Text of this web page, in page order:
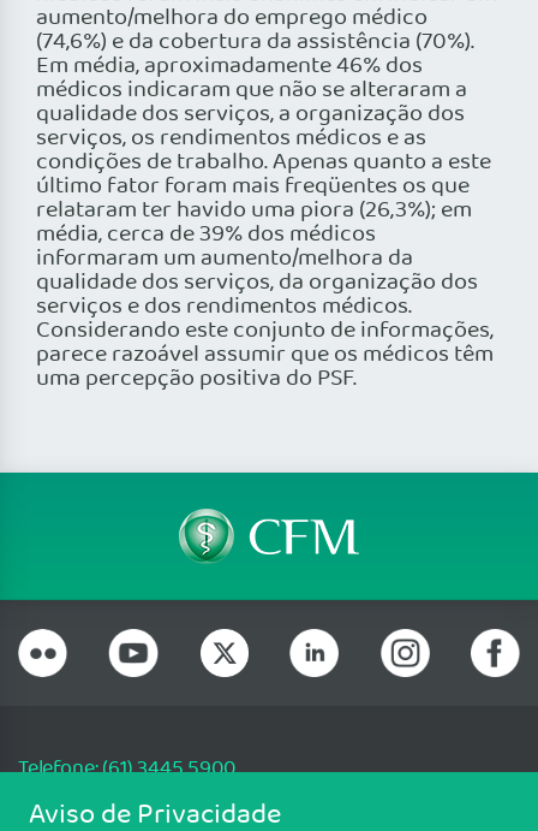
aumento/melhora do emprego médico
(74,6%) e da cobertura da assistência (70%).
Em média, aproximadamente 46% dos
médicos indicaram que não se alteraram a
qualidade dos serviços, a organização dos
serviços, os rendimentos médicos e as
condições de trabalho. Apenas quanto a este
último fator foram mais freqüentes os que
relataram ter havido uma piora (26,3%); em
média, cerca de 39% dos médicos
informaram um aumento/melhora da
qualidade dos serviços, da organização dos
serviços e dos rendimentos médicos.
Considerando este conjunto de informações,
parece razoável assumir que os médicos têm
uma percepção positiva do PSF.
Telefone: (61) 3445 5900
Email: cfm@portalmedico.org.br
Aviso de Privacidade